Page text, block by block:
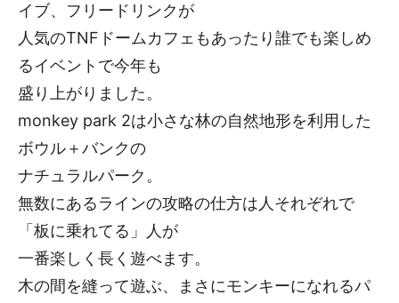
イブ、フリードリンクが
人気のTNFドームカフェもあったり誰でも楽しめ
るイベントで今年も
盛り上がりました。
monkey park 2は小さな林の自然地形を利用した
ボウル＋バンクの
ナチュラルパーク。
無数にあるラインの攻略の仕方は人それぞれで
「板に乗れてる」人が
一番楽しく長く遊べます。
木の間を縫って遊ぶ、まさにモンキーになれるパ